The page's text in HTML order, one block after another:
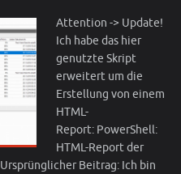
Attention -> Update!
Ich habe das hier
genutzte Skript
erweitert um die
Erstellung von einem
HTML-
Report: PowerShell:
HTML-Report der
Beitrag: Ich bin